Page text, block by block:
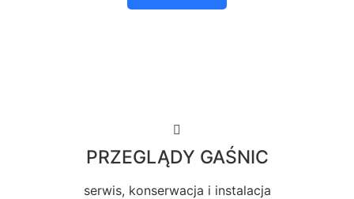
PRZEGLĄDY GAŚNIC
serwis, konserwacja i instalacja